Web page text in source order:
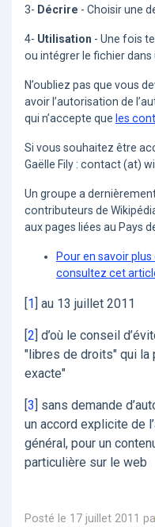
3- Décrire - Choisir une
4- Utilisation - Une fois
ou intégrer le fichier dans
N’oubliez pas que vous
avoir l’autorisation de
qui n’accepte que les
Si vous souhaitez être
Gaëlle Fily : contact (at)
Un groupe a
contributeurs de
aux pages liées au Pays
Pour en savoir
consultez cet
1 au 13 juillet 2011
2 d’où le conseil
"libres de droits" qui la
exacte"
3 sans demande
un accord explicite de
général, pour un
particulière sur le web
Posté le 17 juillet 2011